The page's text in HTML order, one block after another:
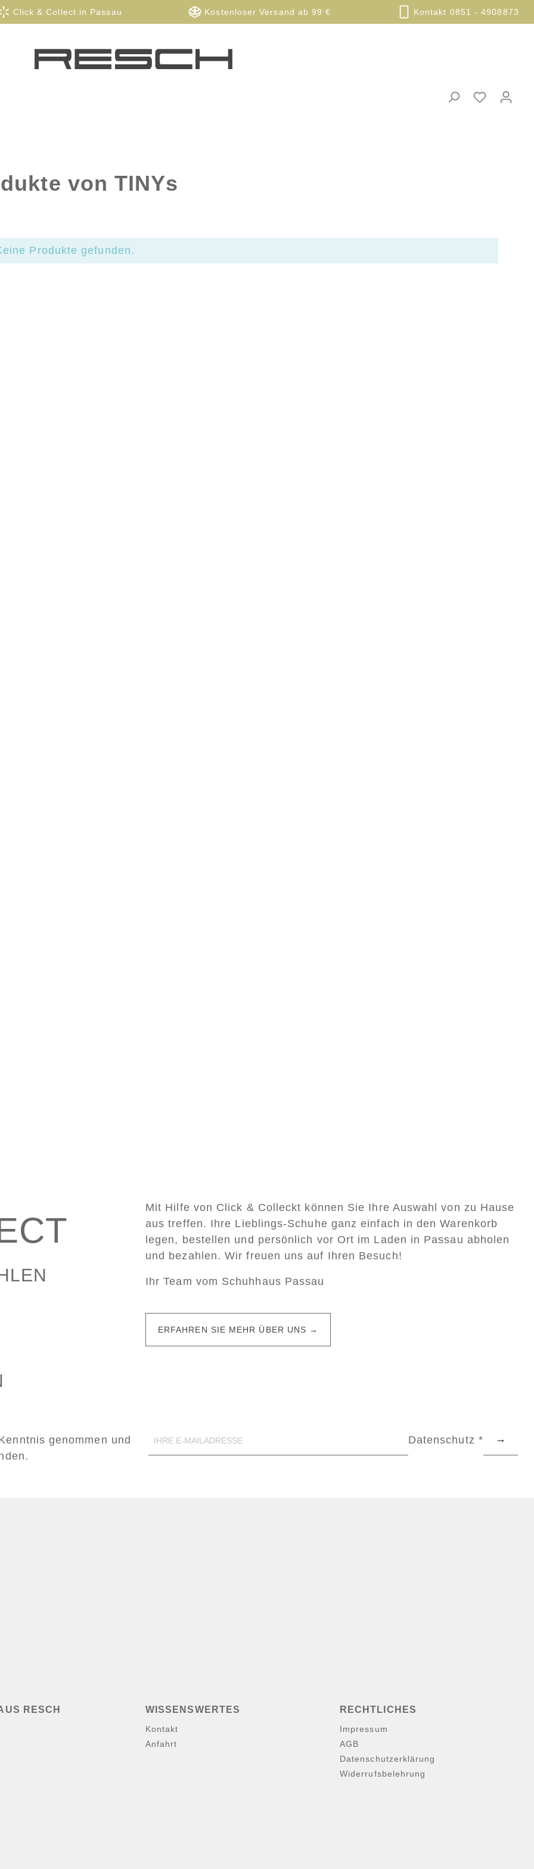
Click & Collect in Passau Kostenloser Versand ab 99 € Kontakt 0851 - 4908873
von TINYs
Produkte gefunden.
Mit Hilfe von Click & Colleckt können Sie Ihre Auswahl von zu Hause
aus treffen. Ihre Lieblings-Schuhe ganz einfach in den Warenkorb
legen, bestellen und persönlich vor Ort im Laden in Passau abholen
und bezahlen. Wir freuen uns auf Ihren Besuch!
Ihr Team vom Schuhhaus Passau
ERFAHREN SIE MEHR ÜBER UNS →
Datenschutz *
genommen und
RESCH WISSENSWERTES
Kontakt
Anfahrt
RECHTLICHES
Impressum
AGB
Datenschutzerklärung
Widerrufsbelehrung